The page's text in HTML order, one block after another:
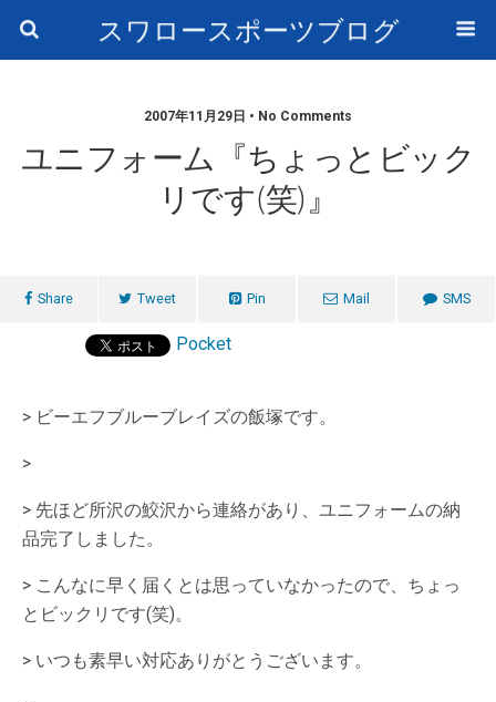
スワロースポーツブログ
2007年11月29日 • No Comments
ユニフォーム『ちょっとビック
リです(笑)』
Share Tweet Pin Mail SMS
Pocket
> ビーエフブルーブレイズの飯塚です。
>
> 先ほど所沢の鮫沢から連絡があり、ユニフォームの納
品完了しました。
> こんなに早く届くとは思っていなかったので、ちょっ
とビックリです(笑)。
> いつも素早い対応ありがとうございます。